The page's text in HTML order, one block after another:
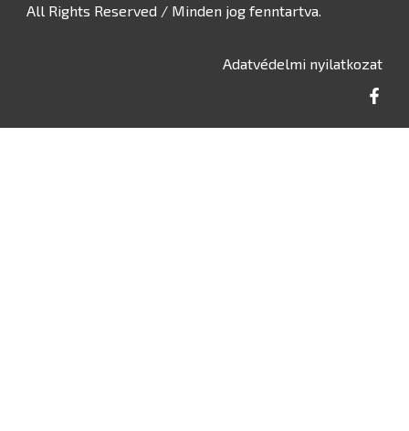
All Rights Reserved / Minden jog fenntartva.
Adatvédelmi nyilatkozat